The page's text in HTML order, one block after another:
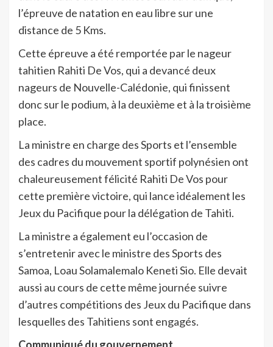
l’épreuve de natation en eau libre sur une
distance de 5 Kms.
Cette épreuve a été remportée par le nageur
tahitien Rahiti De Vos, qui a devancé deux
nageurs de Nouvelle-Calédonie, qui finissent
donc sur le podium, à la deuxième et à la troisième
place.
La ministre en charge des Sports et l’ensemble
des cadres du mouvement sportif polynésien ont
chaleureusement félicité Rahiti De Vos pour
cette première victoire, qui lance idéalement les
Jeux du Pacifique pour la délégation de Tahiti.
La ministre a également eu l’occasion de
s’entretenir avec le ministre des Sports des
Samoa, Loau Solamalemalo Keneti Sio. Elle devait
aussi au cours de cette même journée suivre
d’autres compétitions des Jeux du Pacifique dans
lesquelles des Tahitiens sont engagés.